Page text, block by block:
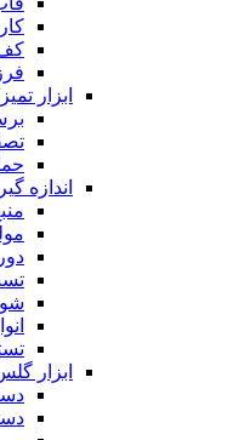
کف
ابزار
اندازه
ابزار